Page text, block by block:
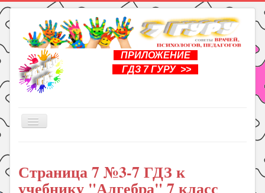
ПРИЛОЖЕНИЕ
ГДЗ 7 ГУРУ >>
Включить/
Книги
Рукоделие
Страница 7 №3-7 ГДЗ к
учебнику "Алгебра" 7 класс